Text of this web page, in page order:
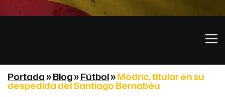
Portada»Blog»Fútbol»Modric, titular en su
despedida del Santiago Bernabéu